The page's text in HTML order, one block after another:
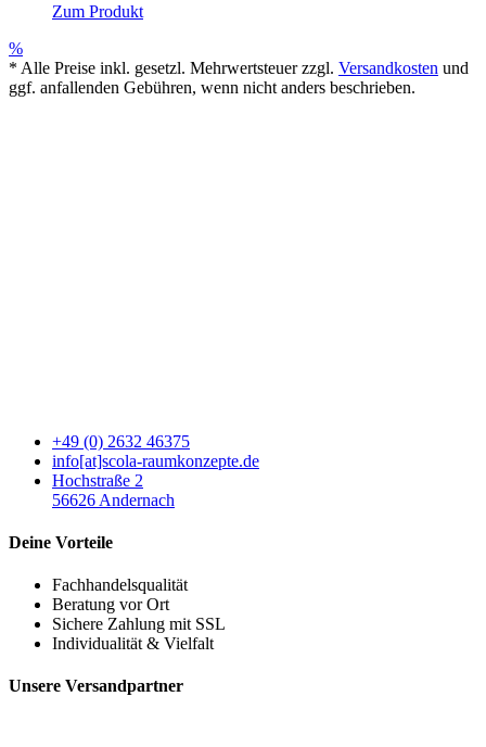
Zum Produkt
%
* Alle Preise inkl. gesetzl. Mehrwertsteuer zzgl. Versandkosten und
ggf. anfallenden Gebühren, wenn nicht anders beschrieben.
+49 (0) 2632 46375
info[at]scola-raumkonzepte.de
Hochstraße 2
56626 Andernach
Deine Vorteile
Fachhandelsqualität
Beratung vor Ort
Sichere Zahlung mit SSL
Individualität & Vielfalt
Unsere Versandpartner